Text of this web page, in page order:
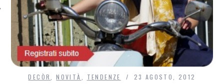
DECÒR ,NOVITÀ TENDENZE 23 AGOSTO, 2012